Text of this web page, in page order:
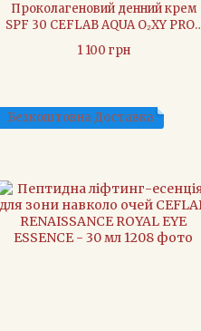
Проколагеновий денний крем
SPF 30 CEFLAB AQUA O₂XY PRO-
COLLAGEN DAY - 50 мл
1 100 грн
Безкоштовна Доставка